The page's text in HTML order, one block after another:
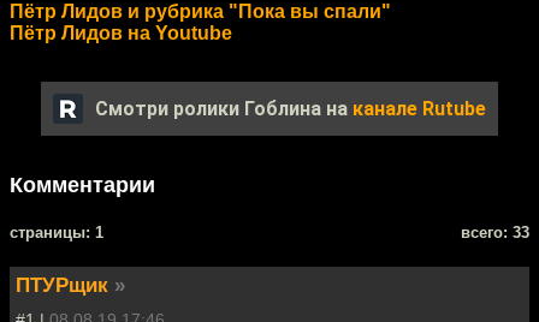
Пётр Лидов и рубрика "Пока вы спали"
Пётр Лидов на Youtube
Смотри ролики Гоблина на канале Rutube
Комментарии
cтраницы: 1 всего: 33
ПТУРщик »